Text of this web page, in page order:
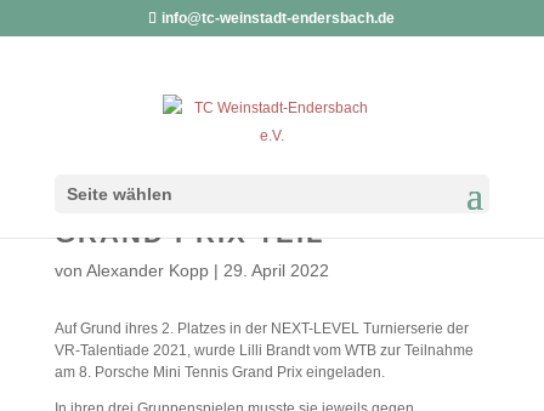
info@tc-weinstadt-endersbach.de
Seite wählen
LILLI BRANDT NIMMT AM 8.
PORSCHE MINI TENNIS
GRAND PRIX TEIL
von Alexander Kopp| 29. April 2022
Auf Grund ihres 2. Platzes in der NEXT-LEVEL Turnierserie der
VR-Talentiade 2021, wurde Lilli Brandt vom WTB zur Teilnahme
am 8. Porsche Mini Tennis Grand Prix eingeladen.